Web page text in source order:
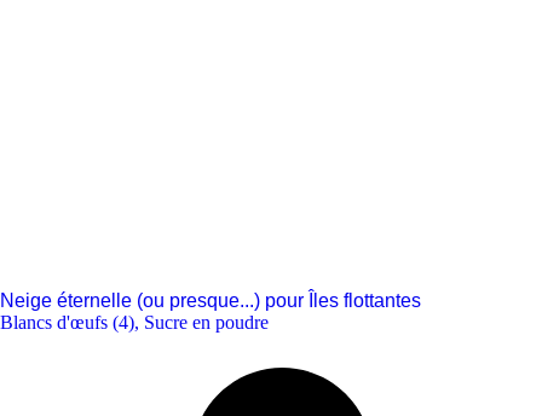
Neige éternelle (ou presque...) pour Îles flottantes
Blancs d'œufs (4), Sucre en poudre